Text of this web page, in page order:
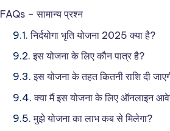
FAQs – सामान्य प्रश्न
निर्दयोगा भृति योजना 2025 क्या है?
इस योजना के लिए कौन पात्र है?
इस योजना के तहत कितनी राशि दी
क्या मैं इस योजना के लिए ऑनलाइन
मुझे योजना का लाभ कब से मिलेगा?